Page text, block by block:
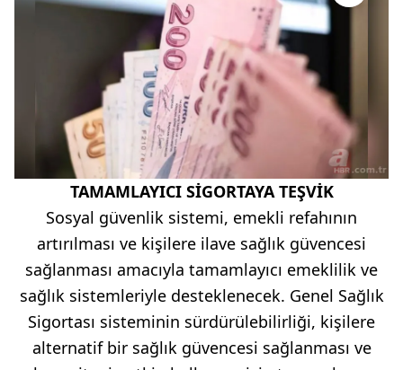
TAMAMLAYICI SİGORTAYA TEŞVİK
Sosyal güvenlik sistemi, emekli refahının
artırılması ve kişilere ilave sağlık güvencesi
sağlanması amacıyla tamamlayıcı emeklilik ve
sağlık sistemleriyle desteklenecek. Genel Sağlık
Sigortası sisteminin sürdürülebilirliği, kişilere
alternatif bir sağlık güvencesi sağlanması ve